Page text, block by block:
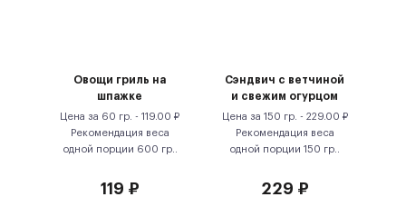
Овощи гриль на
шпажке
Цена за 60 гр. - 119.00 ₽
Рекомендация веса
одной порции 600 гр.
119 ₽
Сэндвич с ветчиной
и свежим огурцом
Цена за 150 гр. - 229.00 ₽
Рекомендация веса
одной порции 150 гр.
229 ₽